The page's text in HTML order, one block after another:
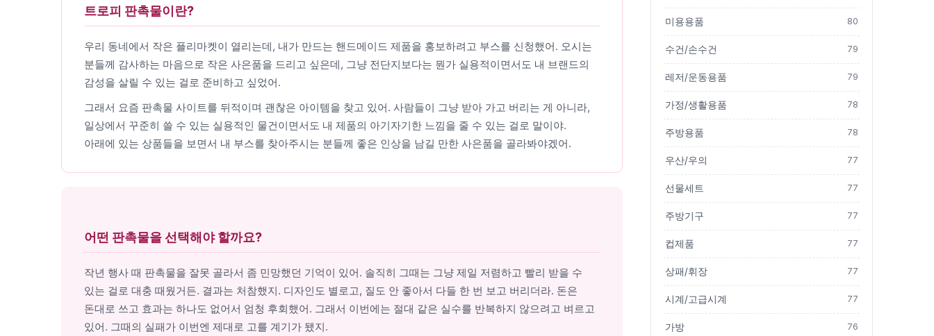
트로피 판촉물이란?
우리 동네에서 작은 플리마켓이 열리는데, 내가 만드는 핸드메이드 제품을 홍보하려고 부스를 신청했어. 오시는
분들께 감사하는 마음으로 작은 사은품을 드리고 싶은데, 그냥 전단지보다는 뭔가 실용적이면서도 내 브랜드의
감성을 살릴 수 있는 걸로 준비하고 싶었어.
그래서 요즘 판촉물 사이트를 뒤적이며 괜찮은 아이템을 찾고 있어. 사람들이 그냥 받아 가고 버리는 게 아니라,
일상에서 꾸준히 쓸 수 있는 실용적인 물건이면서도 내 제품의 아기자기한 느낌을 줄 수 있는 걸로 말이야.
아래에 있는 상품들을 보면서 내 부스를 찾아주시는 분들께 좋은 인상을 남길 만한 사은품을 골라봐야겠어.
어떤 판촉물을 선택해야 할까요?
작년 행사 때 판촉물을 잘못 골라서 좀 민망했던 기억이 있어. 솔직히 그때는 그냥 제일 저렴하고 빨리 받을 수
있는 걸로 대충 때웠거든. 결과는 처참했지. 디자인도 별로고, 질도 안 좋아서 다들 한 번 보고 버리더라. 돈은
돈대로 쓰고 효과는 하나도 없어서 엄청 후회했어. 그래서 이번에는 절대 같은 실수를 반복하지 않으려고 벼르고
있어. 그때의 실패가 이번엔 제대로 고를 계기가 됐지.
미용용품 80
수건/손수건 79
레저/운동용품 79
가정/생활용품 78
주방용품 78
우산/우의 77
선물세트 77
주방기구 77
컵제품 77
상패/휘장 77
시계/고급시계 77
가방 76